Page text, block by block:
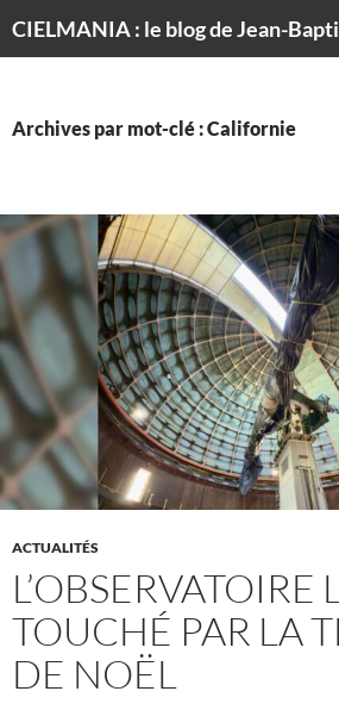
Archives par mot-clé : Californie
ACTUALITÉS
L’OBSERVATOIRE
TOUCHÉ PAR LA
DE NOËL